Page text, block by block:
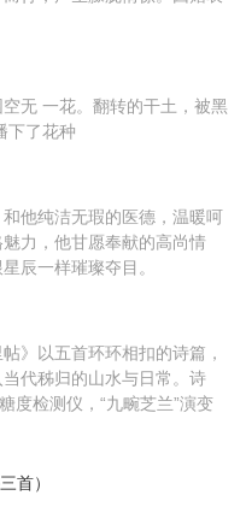
无 一花。翻转的干土，被黑
下了花种
他纯洁无瑕的医德，温暖呵
力，他甘愿奉献的高尚情
辰一样璀璨夺目。
》以五首环环相扣的诗篇，
代秭归的山水与日常。诗
度检测仪，“九畹芝兰”演变
首）